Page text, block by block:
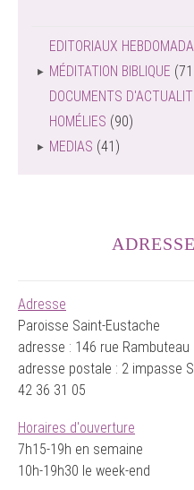
EDITORIAUX
MÉDITATION BIBLIQUE
DOCUMENTS
HOMÉLIES (90)
MEDIAS (41)
Adresse
Paroisse Saint-Eustache
adresse : 146 rue
adresse postale : 2 impasse
42 36 31 05
Horaires d'ouverture
7h15-19h en semaine
10h-19h30 le week-end